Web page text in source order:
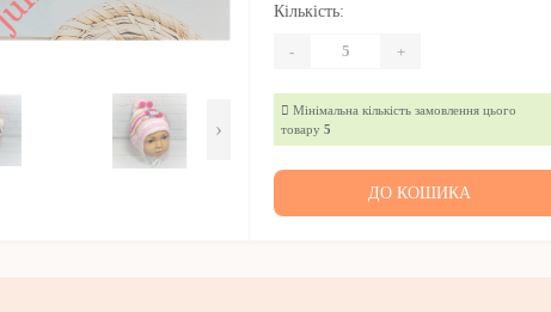
›
Кількість:
- +
Мінімальна кількість замовлення цього
товару 5
ДО КОШИКА